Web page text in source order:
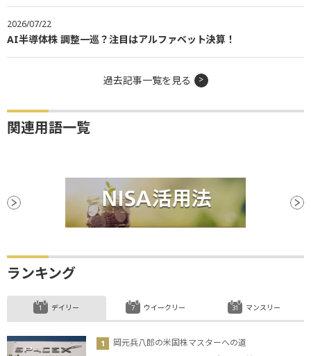
2026/07/22
AI半導体株 調整一巡？注目はアルファベット決算！
過去記事一覧を見る
関連用語一覧
ランキング
デイリー
岡元兵八郎の米国株マスターへの道
ウイークリー マンスリー